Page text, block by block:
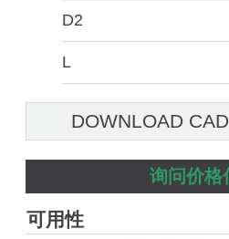
D2
L
DOWNLOAD
询问价格
可用性